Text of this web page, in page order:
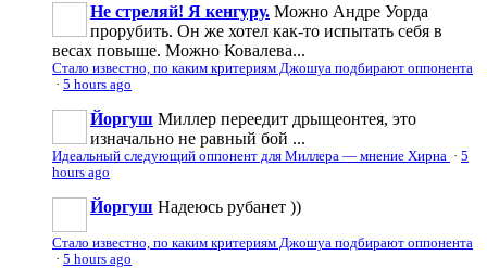
Не стреляй! Я кенгуру. Можно Андре Уорда
прорубить. Он же хотел как-то испытать себя в
весах повыше. Можно Ковалева...
Стало известно, по каким критериям Джошуа подбирают оппонента
· 5 hours ago
Йоргуш Миллер переедит дрыщеонтея, это
изначально не равный бой ...
Идеальный следующий оппонент для Миллера — мнение Хирна · 5
hours ago
Йоргуш Надеюсь рубанет ))
Стало известно, по каким критериям Джошуа подбирают оппонента
· 5 hours ago